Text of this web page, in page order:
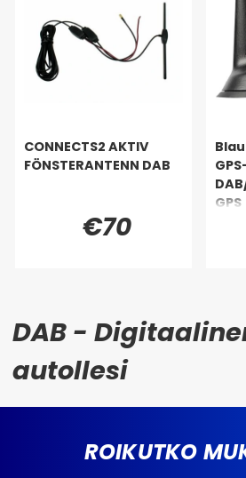
CONNECTS2 AKTIV
FÖNSTERANTENN DAB
€70
GPS
DAB -
autollesi
ROIKUTKO